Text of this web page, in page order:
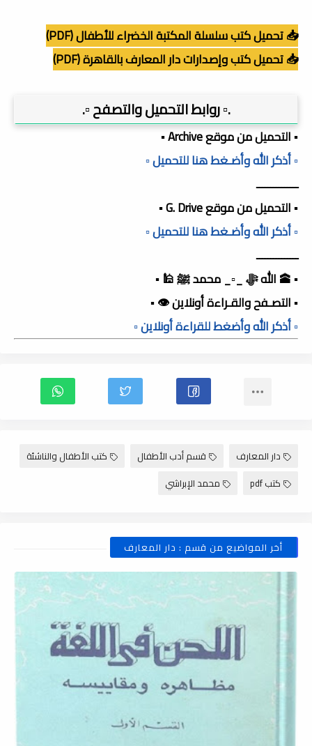
📥 تحميل كتب سلسلة المكتبة الخضراء للأطفال (PDF)
📥 تحميل كتب وإصدارات دار المعارف بالقاهرة (PDF)
.▫️ روابط التحميل والتصفح ▫️.
▪️ التحميل من موقع Archive ▪️
▫️ أذكر الله وأضـغط هنا للتحميل ▫️
ـــــــــــــــ
▪️ التحميل من موقع G. Drive ▪️
▫️ أذكر الله وأضـغط هنا للتحميل ▫️
ـــــــــــــــ
▪️ 🕋 الله ﷻ _▫️_ محمد ﷺ 🕌 ▪️
▪️ التصـفح والقـراءة أونلاين 👁️ ▪️
▫️ أذكر الله وأضغط للقراءة أونلاين ▫️
دار المعارف قسم أدب الأطفال
كتب الأطفال والناشئة
كتب pdf
محمد الإبراشي
أخر المواضيع من قسم : دار المعارف